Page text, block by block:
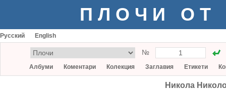
ПЛОЧИ ОТ
Русский English
№
Албуми Коментари Колекция Заглавия Етикети
Никола